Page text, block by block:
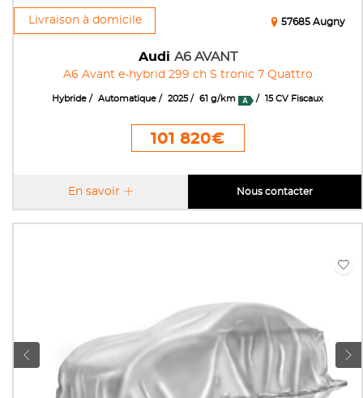
Livraison à domicile
Audi A6 AVANT
A6 Avant e-hybrid 299 ch S tronic 7 Quattro
57685 Augny
Hybride Automatique 2025 61 g/km 15 CV Fiscaux
101 820€
En savoir Nous contacter